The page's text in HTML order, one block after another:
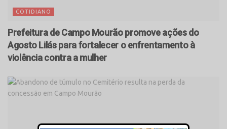
COTIDIANO
Prefeitura de Campo Mourão promove ações do
Agosto Lilás para fortalecer o enfrentamento à
violência contra a mulher